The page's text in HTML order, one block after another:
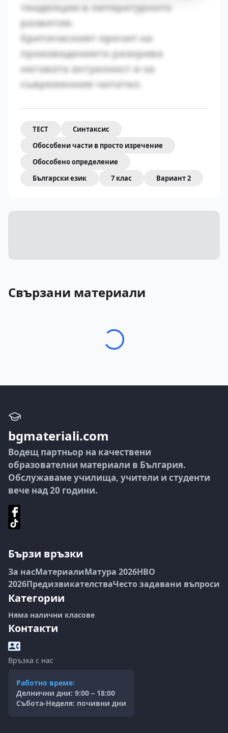
тенденции в литературното
развитие.
Критическият прочит на
произведението разкрива
неговата актуалност и за
съвременния читател.
ТЕСТ
Синтаксис
Обособени части в просто изречение
Обособено определение
Български език
7 клас Вариант 2
Свързани материали
bgmateriali.com
Водещ партньор на качествени
образователни материали в България.
Обслужаваме училища, учители и студенти
вече над 20 години.
Бързи връзки
За насМатериалиМатура 2026НВО
2026ПредизвикателстваЧесто задавани въпроси
Категории
Няма налични класове
Контакти
Връзка с нас
Работно време:
Делнични дни: 9:00 – 18:00
Събота-Неделя: почивни дни